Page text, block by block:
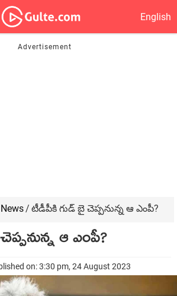
English
/ టీడీపీకి గుడ్ బై చెప్పనున్న ఆ ఎంపీ?
ఆ ఎంపీ?
on: 3:30 pm, 24 August 2023